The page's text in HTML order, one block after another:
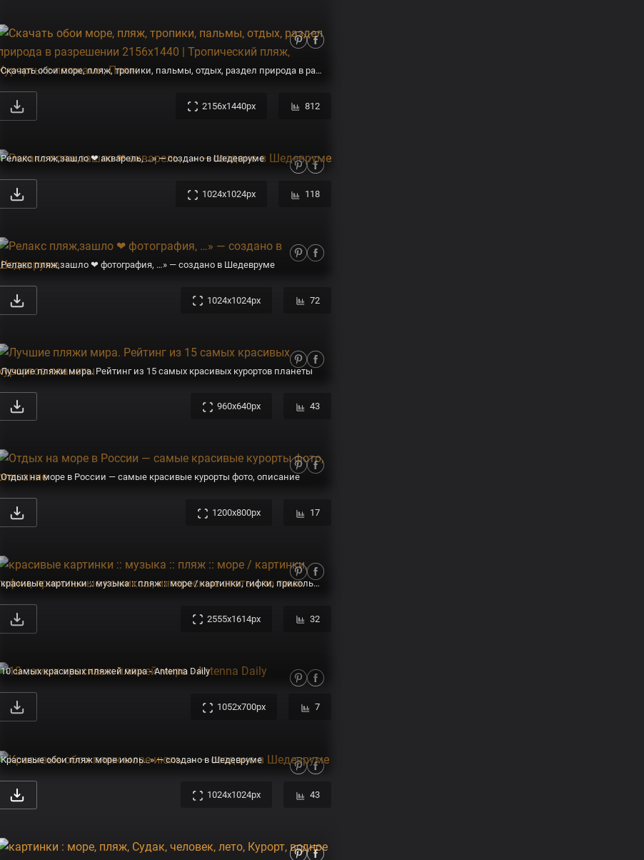
Скачать обои море, пляж, тропики, пальмы, отдых, раздел природа в разрешении 2156x1440 | Тропический пляж, Курорты с пляжами, Пляж
2156x1440px 812
Релакс пляж,зашло ❤ акварель, …» — создано в Шедевруме
1024x1024px 118
Релакс пляж,зашло ❤ фотография, …» — создано в Шедевруме
1024x1024px 72
Лучшие пляжи мира. Рейтинг из 15 самых красивых курортов планеты
960x640px 43
Отдых на море в России — самые красивые курорты фото, описание
1200x800px 17
красивые картинки :: музыка :: пляж :: море / картинки, гифки, прикольные комиксы, интересные статьи по теме.
2555x1614px 32
10 самых красивых пляжей мира - Antenna Daily
1052x700px 7
Красивые обои пляж море июль…» — создано в Шедевруме
1024x1024px 43